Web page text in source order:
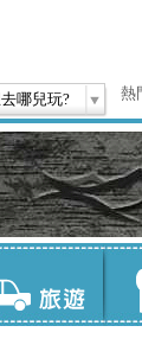
哪兒玩? 熱